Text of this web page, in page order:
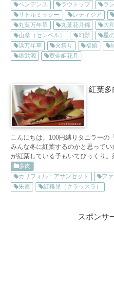
ペンデンス
ラウトップ ラ
リトルミッシー
レティジア
丸葉万年草
丸葉花月錦 大
山彦（センペル）
幻影 星
浜万年草
火祭り 福娘
銀武源
黄金姫花月
紅葉多
こんにちは。100円縛りタニラーの
みんな冬に紅葉するのかと思って
が紅葉している子もいてびっくり。
ですが、ブログを書くことになる
多肉
カリフォルニアサンセット
フ
朱連
紅稚児（クラッスラ）
スポンサ